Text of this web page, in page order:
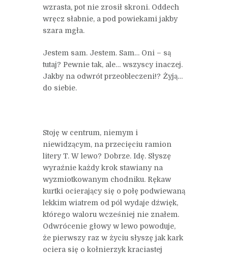
wzrasta, pot nie zrosił skroni. Oddech
wręcz słabnie, a pod powiekami jakby
szara mgła.
Jestem sam. Jestem. Sam… Oni – są
tutaj? Pewnie tak, ale… wszyscy inaczej.
Jakby na odwrót przeobleczeni!? Żyją…
do siebie.
Stoję w centrum, niemym i
niewidzącym, na przecięciu ramion
litery T. W lewo? Dobrze. Idę. Słyszę
wyraźnie każdy krok stawiany na
wyzmiotkowanym chodniku. Rękaw
kurtki ocierający się o połę podwiewaną
lekkim wiatrem od pól wydaje dźwięk,
którego waloru wcześniej nie znałem.
Odwrócenie głowy w lewo powoduje,
że pierwszy raz w życiu słyszę jak kark
ociera się o kołnierzyk kraciastej